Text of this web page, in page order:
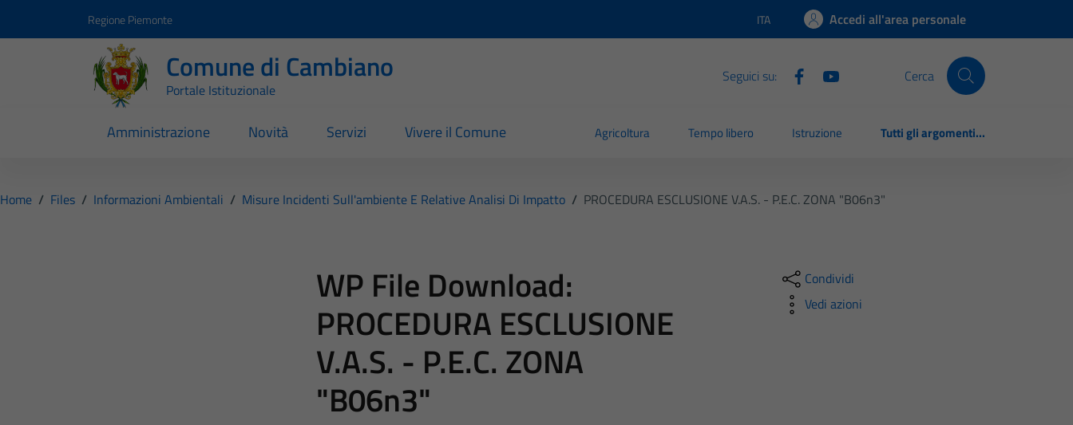
Regione Piemonte Lingua attiva:
ITA Accedi all'area personale
Comune di Cambiano
Portale Istituzionale
Seguici su: Cerca
Amministrazione Novità Servizi Vivere il Comune Agricoltura Tempo libero Istruzione Tutti gli argomenti...
Home / Files / Informazioni Ambientali / Misure Incidenti Sull'ambiente E Relative Analisi Di Impatto / PROCEDURA ESCLUSIONE V.A.S. - P.E.C. ZONA "B06n3"
WP File Download:
PROCEDURA ESCLUSIONE
V.A.S. - P.E.C. ZONA
"B06n3"
Condividi
Vedi azioni